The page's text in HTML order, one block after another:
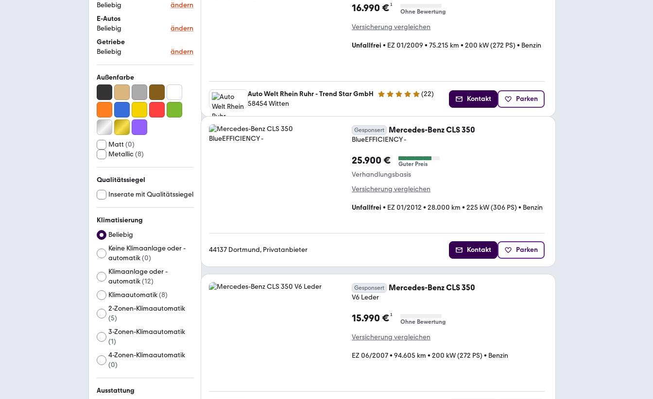
Beliebig
ändern
E-Autos
Beliebig
ändern
Getriebe
Beliebig
ändern
Außenfarbe
Matt (0)
Metallic(8)
Qualitätssiegel
Inserate mit Qualitätssiegel
Klimatisierung
Beliebig
Keine Klimaanlage oder -
automatik(0)
Klimaanlage oder -
automatik(12)
Klimaautomatik(8)
2-Zonen-Klimaautomatik
(5)
3-Zonen-Klimaautomatik
(1)
4-Zonen-Klimaautomatik
(0)
Ausstattung
16.990 €¹
Ohne Bewertung
Versicherung vergleichen
Unfallfrei • EZ 01/2009 • 75.215 km • 200 kW (272 PS) • Benzin
Auto Welt Rhein Ruhr - Trend Star GmbH 4.9 Sterne (22)
58454 Witten
Kontakt Parken
Gesponsert Mercedes-Benz CLS 350
BlueEFFICIENCY -
25.900 € Guter Preis
Verhandlungsbasis
Versicherung vergleichen
Unfallfrei • EZ 01/2012 • 28.000 km • 225 kW (306 PS) • Benzin
44137 Dortmund, Privatanbieter Kontakt Parken
Gesponsert Mercedes-Benz CLS 350
V6 Leder
15.990 €¹
Ohne Bewertung
Versicherung vergleichen
EZ 06/2007• 94.605 km • 200 kW (272 PS) • Benzin